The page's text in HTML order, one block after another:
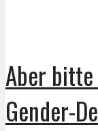
Aber
Gender-